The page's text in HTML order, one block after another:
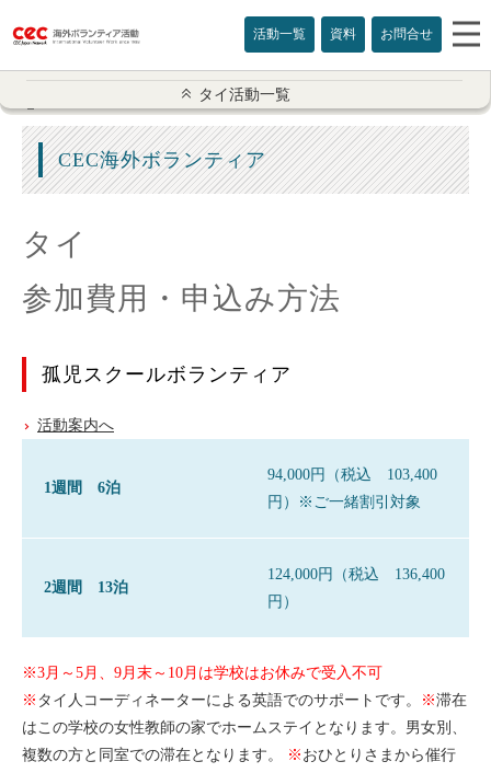
活動一覧 資料 お問合せ
ボランティア概要
孤児スクール活動
チェンライ少数民族
タイ 活動情報
タイ活動一覧
CEC海外ボランティア
タイ
参加費用・申込み方法
孤児スクールボランティア
活動案内へ
1週間 6泊
94,000円（税込 103,400
円）※ご一緒割引対象
2週間 13泊
124,000円（税込 136,400
円）
※3月～5月、9月末～10月は学校はお休みで受入不可
※ タイ人コーディネーターによる英語でのサポートです。 ※滞在
はこの学校の女性教師の家でホームステイとなります。男女別、
複数の方と同室での滞在となります。
※ おひとりさまから催行